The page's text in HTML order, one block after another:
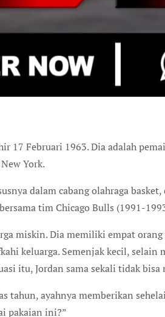
17 Februari 1963. Dia adalah
York.
dalam cabang olahraga
tim Chicago Bulls (1991-
miskin. Dia memiliki empat
keluarga. Semenjak kecil,
itu, Jordan sama sekali tidak bisa
tahun, ayahnya memberikan
pakaian ini?”